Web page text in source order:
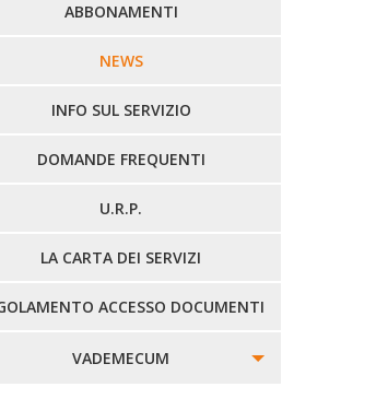
PERCORSI URBANI IN BIELLA
LINEE URBANE VERCELLI
LINEE EXTRAURBANE
ABBONAMENTI
NEWS
INFO SUL SERVIZIO
DOMANDE FREQUENTI
U.R.P.
LA CARTA DEI SERVIZI
ACCESSO DOCUMENTI
VADEMECUM